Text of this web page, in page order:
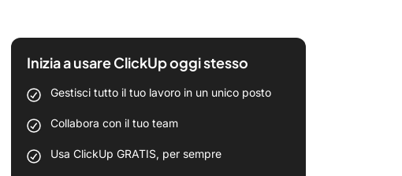
Inizia a usare ClickUp oggi stesso
Gestisci tutto il tuo lavoro in un unico posto
Collabora con il tuo team
Usa ClickUp GRATIS, per sempre